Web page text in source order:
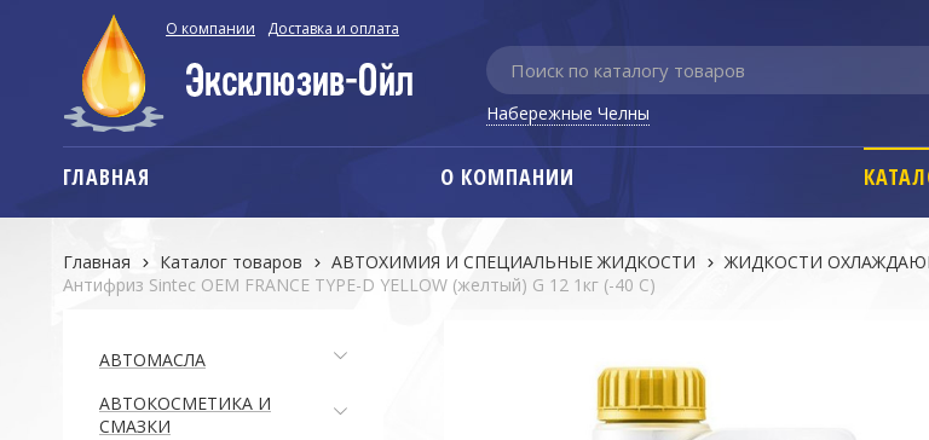
О компании Доставка и оплата
Набережные Челны
ГЛАВНАЯ О КОМПАНИИ
Главная Каталог товаров АВТОХИМИЯ И СПЕЦИАЛЬНЫЕ ЖИДКОСТИ ЖИДКОСТИ
Антифриз Sintec OEM FRANCE TYPE-D YELLOW (желтый) G 12 1кг (-40 С)
АВТОМАСЛА
АВТОКОСМЕТИКА И
СМАЗКИ